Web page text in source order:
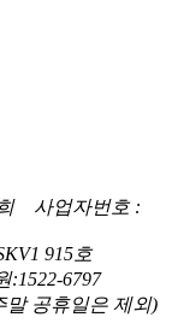
사업자번호 :
915호
:1522-6797
말 공휴일은 제외)